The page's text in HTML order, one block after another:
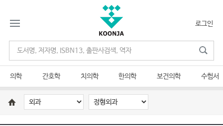
로그인
의학 간호학 치의학 한의학 보건의학 수험서